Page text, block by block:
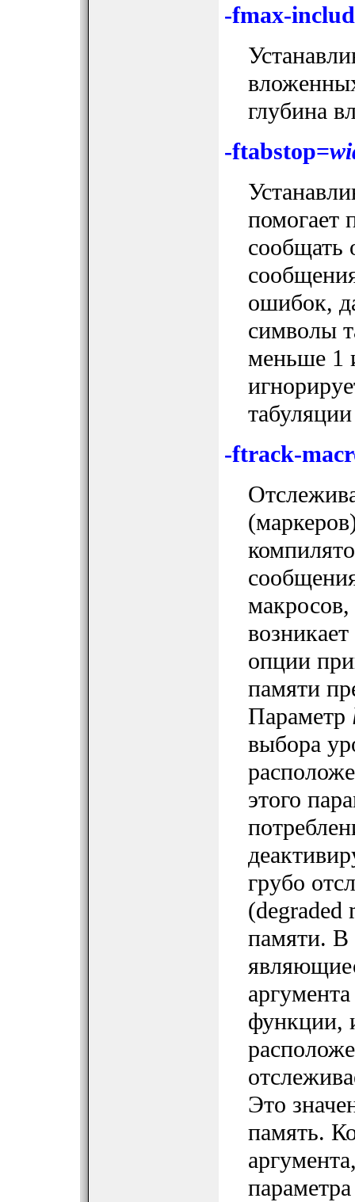
-fmax-
глубина
-ftabstop=
помогает
сообщать
ошибок,
символы
меньше 1
-ftrack-
опции
памяти
Параметр
выбора
этого
грубо
памяти. В
функции,
Это
память.